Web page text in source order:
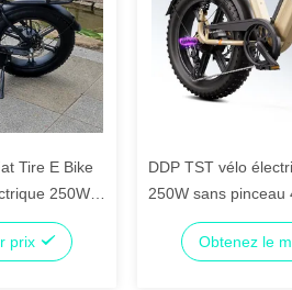
Tire E Bike
250W
de moteur
prix
DDP TST vélo
250W sans pinceau
au lithium 60 miles
fibre de carbone
Obtenez le